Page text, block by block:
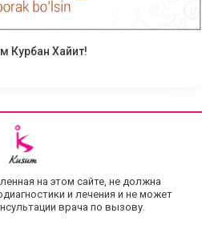
Курбан Хайит!
на этом сайте, не должна
и лечения и не может
врача по вызову.